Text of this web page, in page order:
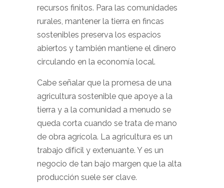
recursos finitos. Para las comunidades
rurales, mantener la tierra en fincas
sostenibles preserva los espacios
abiertos y también mantiene el dinero
circulando en la economía local.
Cabe señalar que la promesa de una
agricultura sostenible que apoye a la
tierra y a la comunidad a menudo se
queda corta cuando se trata de mano
de obra agrícola. La agricultura es un
trabajo difícil y extenuante. Y es un
negocio de tan bajo margen que la alta
producción suele ser clave.